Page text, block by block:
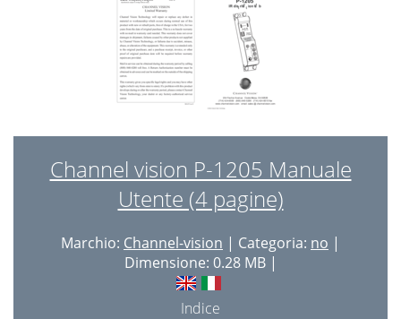
Channel vision P-1205 Manuale
Utente (4 pagine)
Marchio: Channel-vision | Categoria: no |
Dimensione: 0.28 MB |
Indice